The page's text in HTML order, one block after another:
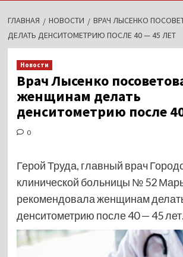
ГЛАВНАЯ НОВОСТИ
ВРАЧ ЛЫСЕНКО
ДЕЛАТЬ ДЕНСИТОМЕТРИЮ ПОСЛЕ 40 — 45 ЛЕТ
Новости
Врач Лысенко
женщинам делать
денситометрию после
0
Герой Труда, главный врач
клинической больницы № 52
рекомендовала женщинам
денситометрию после 40 — 45 лет.